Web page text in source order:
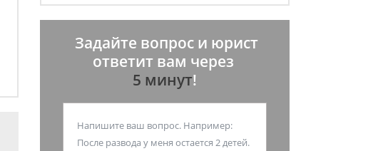
Задайте вопрос и юрист
ответит вам через
5 минут!